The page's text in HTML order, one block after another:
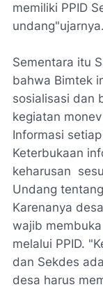
memiliki PPID
undang"ujarnya.
Sementara itu
bahwa Bimtek
sosialisasi dan
kegiatan
Informasi
Keterbukaan
keharusan
Undang
Karenanya
wajib
melalui PPID.
dan Sekdes
desa harus